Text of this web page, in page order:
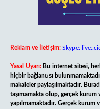
Reklam ve İletişim: Skype:
Yasal Uyarı: Bu internet sitesi,
hiçbir bağlantısı
makaleler paylaşılmaktadır.
taşımamakta olup, gerçek kurum
yapılmamaktadır. Gerçek kurum